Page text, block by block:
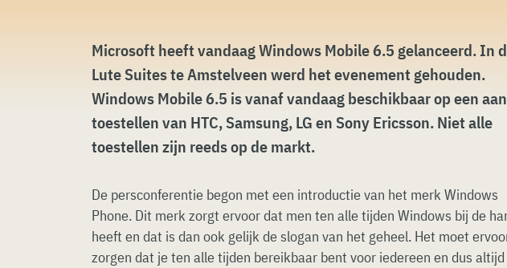
Microsoft heeft vandaag Windows Mobile 6.5 gelanceerd. In
Lute Suites te Amstelveen werd het evenement gehouden.
Windows Mobile 6.5 is vanaf vandaag beschikbaar op een
toestellen van HTC, Samsung, LG en Sony Ericsson. Niet alle
toestellen zijn reeds op de markt.
De persconferentie begon met een introductie van het merk Windows
Phone. Dit merk zorgt ervoor dat men ten alle tijden Windows bij de
heeft en dat is dan ook gelijk de slogan van het geheel. Het moet
zorgen dat je ten alle tijden bereikbaar bent voor iedereen en dus